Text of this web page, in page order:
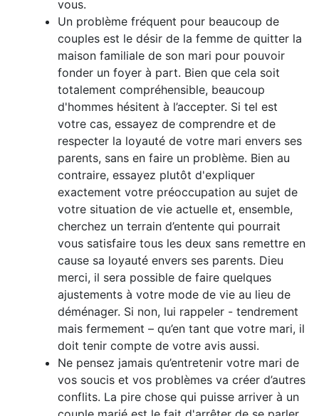
vous.
Un problème fréquent pour beaucoup de
couples est le désir de la femme de quitter la
maison familiale de son mari pour pouvoir
fonder un foyer à part. Bien que cela soit
totalement compréhensible, beaucoup
d'hommes hésitent à l’accepter. Si tel est
votre cas, essayez de comprendre et de
respecter la loyauté de votre mari envers ses
parents, sans en faire un problème. Bien au
contraire, essayez plutôt d'expliquer
exactement votre préoccupation au sujet de
votre situation de vie actuelle et, ensemble,
cherchez un terrain d’entente qui pourrait
vous satisfaire tous les deux sans remettre en
cause sa loyauté envers ses parents. Dieu
merci, il sera possible de faire quelques
ajustements à votre mode de vie au lieu de
déménager. Si non, lui rappeler - tendrement
mais fermement – qu’en tant que votre mari, il
doit tenir compte de votre avis aussi.
Ne pensez jamais qu’entretenir votre mari de
vos soucis et vos problèmes va créer d’autres
conflits. La pire chose qui puisse arriver à un